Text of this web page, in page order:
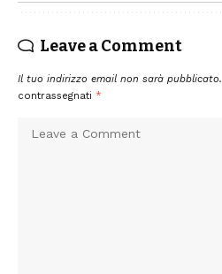
Leave a Comment
Il tuo indirizzo email non sarà pubblicato.
contrassegnati *